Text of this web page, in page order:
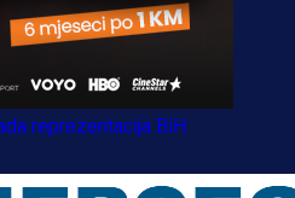
reprezentacija BiH